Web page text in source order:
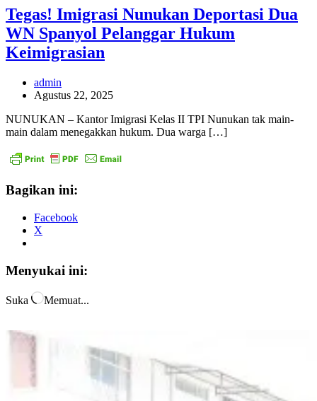
Tegas! Imigrasi Nunukan Deportasi Dua
WN Spanyol Pelanggar Hukum
Keimigrasian
admin
Agustus 22, 2025
NUNUKAN – Kantor Imigrasi Kelas II TPI Nunukan tak main-
main dalam menegakkan hukum. Dua warga […]
Bagikan ini:
Facebook
X
Menyukai ini:
Suka Memuat...